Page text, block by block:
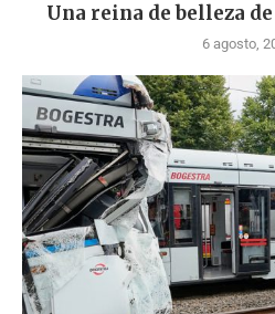
Una reina de belleza de
6 agosto,